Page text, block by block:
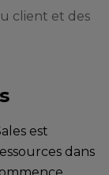
client et des
est
dans